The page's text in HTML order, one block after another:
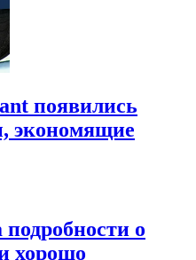
появились
экономящие
о
хорошо